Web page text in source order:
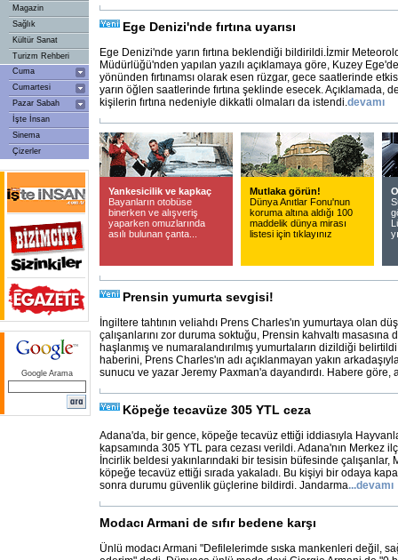
Magazin
Sağlık
Kültür Sanat
Turizm Rehberi
Cuma
Cumartesi
Pazar Sabah
İşte İnsan
Sinema
Çizerler
Google Arama
Ege Denizi'nde fırtına uyarısı
Ege Denizi'nde yarın fırtına beklendiği bildirildi.İzmir
Müdürlüğü'nden yapılan yazılı açıklamaya göre, Kuzey
yönünden fırtınamsı olarak esen rüzgar, gece saatlerinde
yarın öğlen saatlerinde fırtına şeklinde esecek. Açıklamada,
kişilerin fırtına nedeniyle dikkatli olmaları da istendi.devamı
Yankesicilik ve kapkaç
Bayanların otobüse
binerken ve alışveriş
yaparken omuzlarında
asılı bulunan çanta...
Mutlaka görün!
Dünya Anıtlar Fonu'nun
koruma altına aldığı 100
maddelik dünya mirası
listesi için tıklayınız
Prensin yumurta sevgisi!
İngiltere tahtının veliahdı Prens Charles'ın yumurtaya olan
çalışanlarını zor duruma soktuğu, Prensin kahvaltı masasına
haşlanmış ve numaralandırılmış yumurtaların dizildiği
haberini, Prens Charles'ın adı açıklanmayan yakın
sunucu ve yazar Jeremy Paxman'a dayandırdı. Habere göre,
Köpeğe tecavüze 305 YTL ceza
Adana'da, bir gence, köpeğe tecavüz ettiği iddiasıyla
kapsamında 305 YTL para cezası verildi. Adana'nın Merkez
İncirlik beldesi yakınlarındaki bir tesisin büfesinde çalışanlar,
köpeğe tecavüz ettiği sırada yakaladı. Bu kişiyi bir odaya
sonra durumu güvenlik güçlerine bildirdi. Jandarma...devamı
Modacı Armani de sıfır bedene karşı
Ünlü modacı Armani "Defilelerimde sıska mankenleri değil,